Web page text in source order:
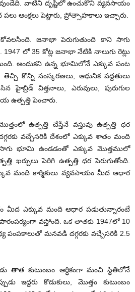
వాటిని దృష్టిలో ఉంచుకొని వ్యవసాయం
ఆంక్షలు పెట్టారు, ప్రోత్సాహకాలు ఇచ్చారు.
జనాభా పెరుగుతుంది కాని సాగు
లో 35 కోట్ల జనాభా నేటికి నాలుగు రెట్లు
అందుకని ఉన్న భూమిలోనే ఎక్కువ పంట
కొన్ని సంస్కరణలు, ఆధునిక పద్దతులు
విత్తనాలు, ఎరువులు, పురుగుల
ఉత్పత్తి పెంచారు.
ఉత్పత్తి చేస్తేనే వస్తువు ఉత్పత్తి ధర
వచ్చేసరికి దేశంలో ఎక్కువ శాతం మంది
భూమి ఉండడంతో ఎక్కువ మొత్తములో
ఖర్చులు పెరిగి ఉత్పత్తి ధర పెరుగుతోంది.
మంది కార్మికులు వ్యవసాయం మీద ఆధార
మీద ఎక్కువ మంది ఆధార పడుతున్నారంటే
వస్తోంది. ఒక తాతకు 1947లో 10
పంపకాలుతో మనవడి దగ్గరకు వచ్చేసరికి 2.5
తాత కుటుంబం ఆర్ధికంగా మంచి స్థితిలోనే
ఇద్దరు కొడుకులు, మొత్తం కుటుంబం